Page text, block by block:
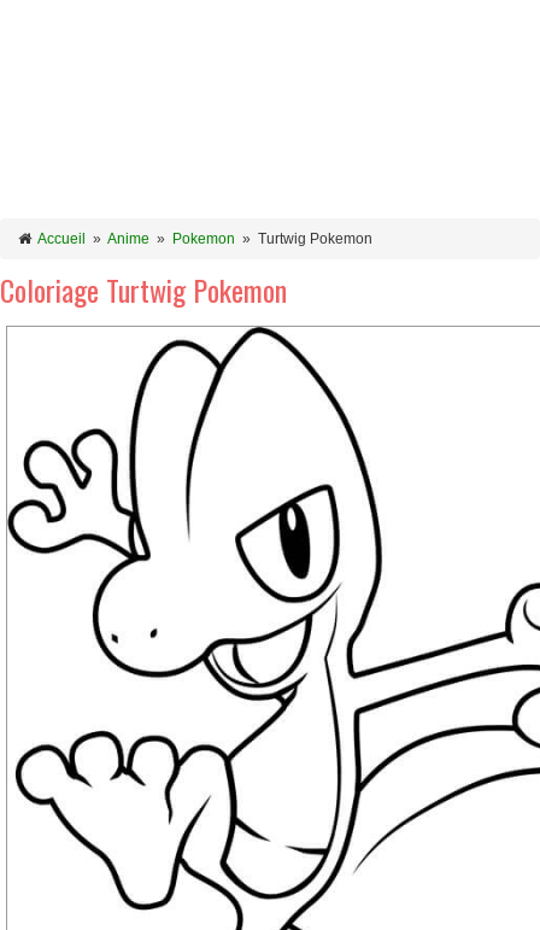
Accueil » Anime » Pokemon » Turtwig Pokemon
Coloriage Turtwig Pokemon